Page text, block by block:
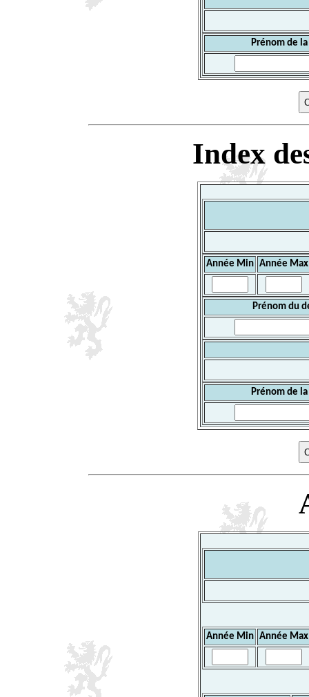
Prénom de
Index
Année Min Année Max
Prénom du
Prénom de
Année Min Année Max